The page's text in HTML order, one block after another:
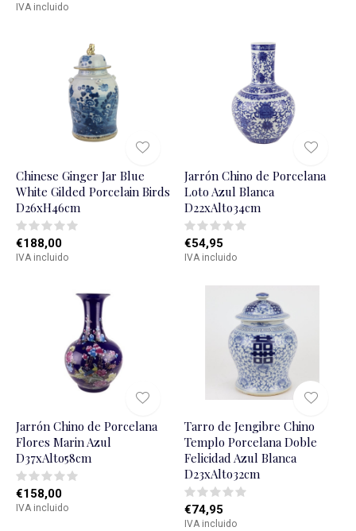
IVA incluido
Chinese Ginger Jar Blue
White Gilded Porcelain Birds
D26xH46cm
€188,00
IVA incluido
Jarrón Chino de Porcelana
Loto Azul Blanca
D22xAlto34cm
€54,95
IVA incluido
Jarrón Chino de Porcelana
Flores Marin Azul
D37xAlto58cm
€158,00
IVA incluido
Tarro de Jengibre Chino
Templo Porcelana Doble
Felicidad Azul Blanca
D23xAlto32cm
€74,95
IVA incluido